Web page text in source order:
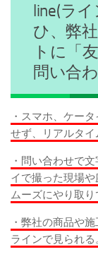
line(ラ
ひ、弊
トに「
問い合
・スマホ、ケー
せず、リアルタイ
・問い合わせで
イで撮った現場
ムーズにやり取り
・弊社の商品や
ラインで見られる